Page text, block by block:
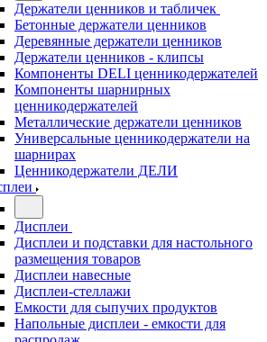
Держатели ценников и табличек
Бетонные держатели ценников
Деревянные держатели ценников
Держатели ценников - клипсы
Компоненты DELI ценникодержателей
Компоненты шарнирных
ценникодержателей
Металлические держатели ценников
Универсальные ценникодержатели на
шарнирах
Ценникодержатели ДЕЛИ
Дисплеи
Дисплеи и подставки для настольного
размещения товаров
Дисплеи навесные
Дисплеи-стеллажи
Емкости для сыпучих продуктов
Напольные дисплеи - емкости для